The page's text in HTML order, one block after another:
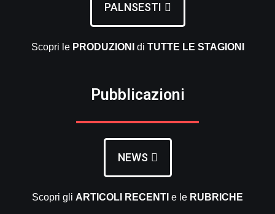
PALNSESTI
Scopri le PRODUZIONI di TUTTE LE STAGIONI
Pubblicazioni
NEWS
Scopri gli ARTICOLI RECENTI e le RUBRICHE